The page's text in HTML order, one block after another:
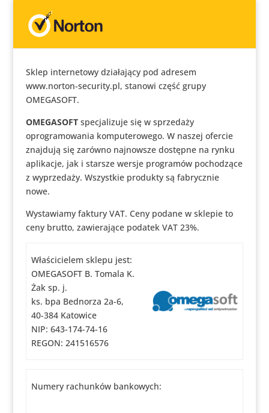
Sklep internetowy działający pod adresem
www.norton-security.pl, stanowi część grupy
OMEGASOFT.
OMEGASOFT specjalizuje się w sprzedaży
oprogramowania komputerowego. W naszej ofercie
znajdują się zarówno najnowsze dostępne na rynku
aplikacje, jak i starsze wersje programów pochodzące
z wyprzedaży. Wszystkie produkty są fabrycznie
nowe.
Wystawiamy faktury VAT. Ceny podane w sklepie to
ceny brutto, zawierające podatek VAT 23%.
Właścicielem sklepu jest:
OMEGASOFT B. Tomala K.
Żak sp. j.
ks. bpa Bednorza 2a-6,
40-384 Katowice
NIP: 643-174-74-16
REGON: 241516576
Numery rachunków bankowych: